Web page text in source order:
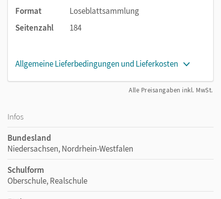
Format
Loseblattsammlung
Seitenzahl
184
Allgemeine Lieferbedingungen und Lieferkosten
Alle Preisangaben inkl. MwSt.
Infos
Bundesland
Niedersachsen, Nordrhein-Westfalen
Schulform
Oberschule, Realschule